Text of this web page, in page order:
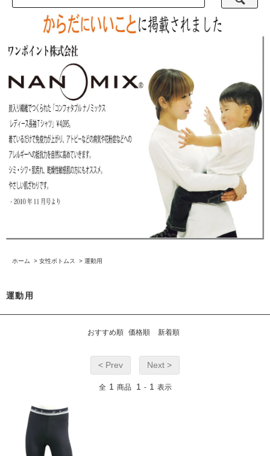
ホーム > 女性ボトムス > 運動用
運動用
おすすめ順 価格順 新着順
< Prev Next >
全 1 商品 1 - 1 表示